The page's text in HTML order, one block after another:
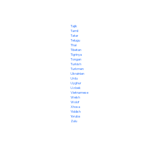
Tajik
Tamil
Tatar
Telugu
Thai
Tibetan
Tigrinya
Tongan
Turkish
Turkmen
Ukrainian
Urdu
Uyghur
Uzbek
Vietnamese
Welsh
Wolof
Xhosa
Yiddish
Yoruba
Zulu